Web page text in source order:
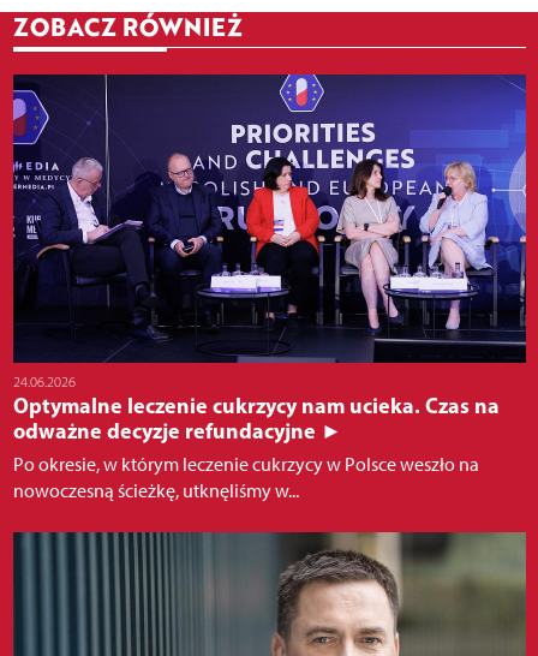
ZOBACZ RÓWNIEŻ
24.06.2026
Optymalne leczenie cukrzycy nam ucieka. Czas na
odważne decyzje refundacyjne ►
Po okresie, w którym leczenie cukrzycy w Polsce weszło na
nowoczesną ścieżkę, utknęliśmy w...